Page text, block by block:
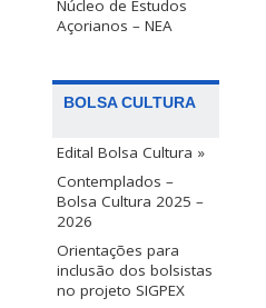
Núcleo de Estudos
Açorianos – NEA
BOLSA CULTURA
Edital Bolsa Cultura »
Contemplados –
Bolsa Cultura 2025 –
2026
Orientações para
inclusão dos bolsistas
no projeto SIGPEX